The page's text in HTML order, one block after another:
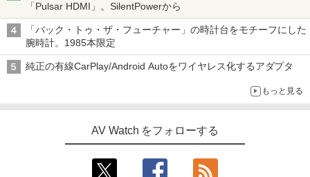
「Pulsar HDMI」。SilentPowerから
「バック・トゥ・ザ・フューチャー」の時計台をモチーフにした
腕時計。1985本限定
純正の有線CarPlay/Android Autoをワイヤレス化するアダプタ
もっと見る
AV Watch をフォローする